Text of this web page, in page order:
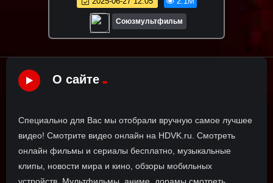
Союзмультфильм
О сайте
Специально для Вас мы отобрали вручную самое лучшее
видео! Смотрите видео онлайн на HDVK.ru. Смотреть
онлайн фильмы и сериалы бесплатно, музыкальные
клипы, новости мира и кино, обзоры мобильных